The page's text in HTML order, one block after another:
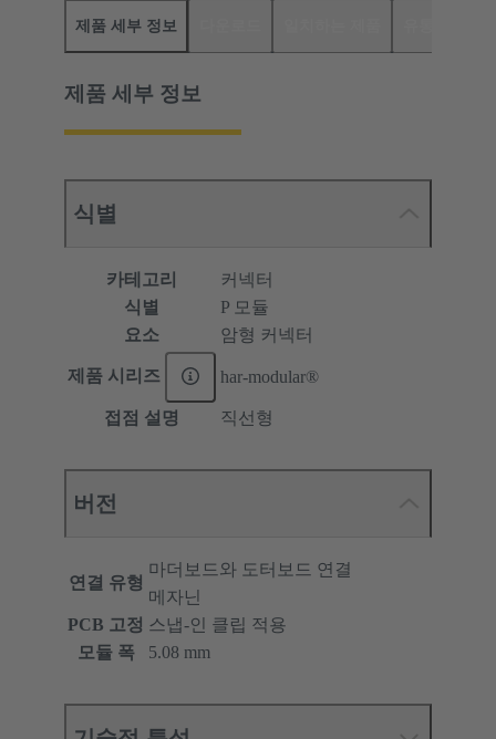
제품 세부 정보
제품 세부 정보
식별
카테고리
커넥터
식별
P 모듈
요소
암형 커넥터
제품 시리즈 har-modular®
접점 설명 직선형
버전
연결 유형
마더보드와 도터보드 연결
메자닌
PCB 고정 스냅-인 클립 적용
모듈 폭
5.08 mm